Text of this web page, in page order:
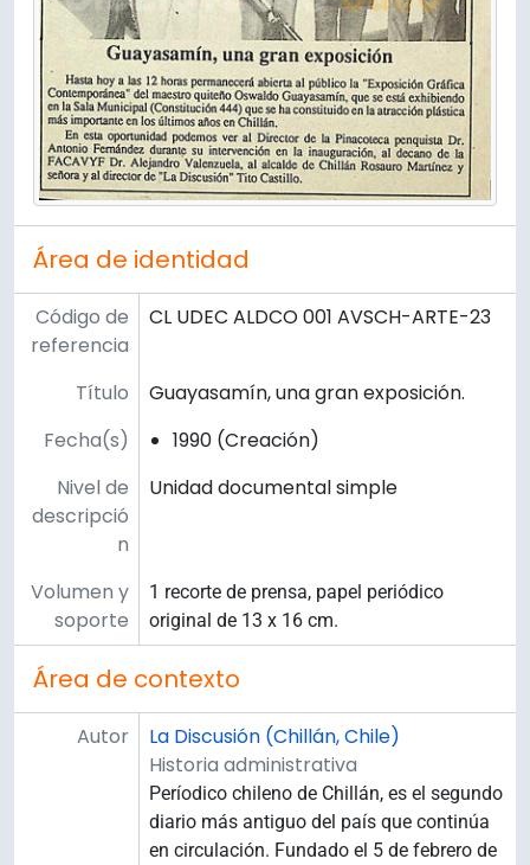
Área de identidad
Código de
referencia
CL UDEC ALDCO 001 AVSCH-ARTE-23
Título
Guayasamín, una gran exposición.
Fecha(s)
1990 (Creación)
Nivel de
descripció
n
Unidad documental simple
Volumen y
soporte
1 recorte de prensa, papel periódico
original de 13 x 16 cm.
Área de contexto
Autor
La Discusión (Chillán, Chile)
Historia administrativa
Períodico chileno de Chillán, es el segundo
diario más antiguo del país que continúa
en circulación. Fundado el 5 de febrero de